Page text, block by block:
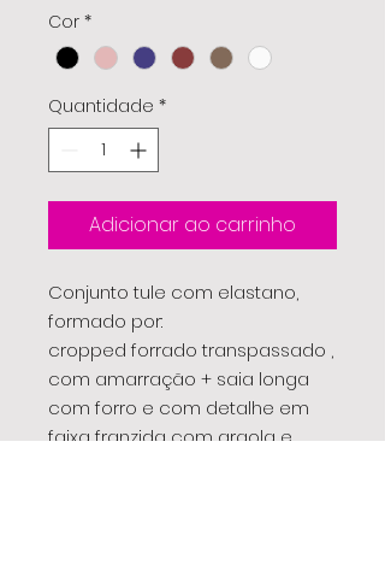
Cor *
Quantidade *
Adicionar ao carrinho
Conjunto tule com elastano,
formado por:
cropped forrado transpassado ,
com amarração + saia longa
com forro e com detalhe em
faixa franzida com argola e